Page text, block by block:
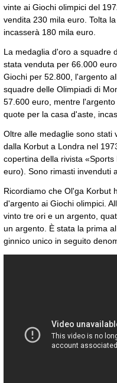
vinte ai Giochi olimpici del
vendita 230 mila euro. Tolta
incasserà 180 mila euro.
La medaglia d'oro a squadre
stata venduta per 66.000
Giochi per 52.800, l'argento
squadre delle Olimpiadi di
57.600 euro, mentre
quote per la casa d'aste,
Oltre alle medaglie sono stati
dalla Korbut a Londra nel
copertina della rivista
euro). Sono rimasti invenduti
Ricordiamo che Ol'ga Korbut
d'argento ai Giochi olimpici.
vinto tre ori e un argento,
un argento. È stata la prima
ginnico unico in seguito